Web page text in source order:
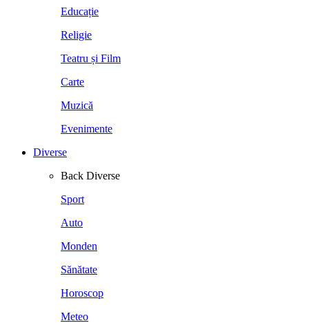
Educație
Religie
Teatru și Film
Carte
Muzică
Evenimente
Diverse
Back Diverse
Sport
Auto
Monden
Sănătate
Horoscop
Meteo